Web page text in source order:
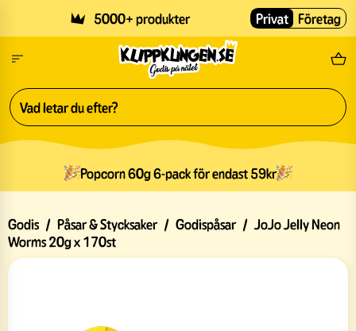
5000+ produkter Fri
Privat Företag
Popcorn 60g 6-pack för endast 59kr
Godis / Påsar & Stycksaker / Godispåsar / JoJo Jelly Neon
Worms 20g x 170st